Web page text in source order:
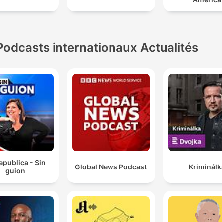
internationaux Actualités
- Sin
guion
Global News Podcast